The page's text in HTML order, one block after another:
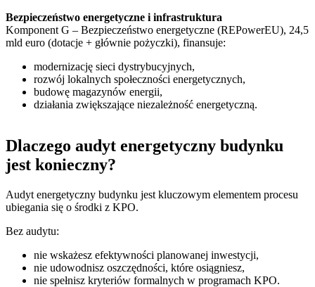
Bezpieczeństwo energetyczne i infrastruktura
Komponent G – Bezpieczeństwo energetyczne (REPowerEU), 24,5
mld euro (dotacje + głównie pożyczki), finansuje:
modernizację sieci dystrybucyjnych,
rozwój lokalnych społeczności energetycznych,
budowę magazynów energii,
działania zwiększające niezależność energetyczną.
Dlaczego audyt energetyczny budynku
jest konieczny?
Audyt energetyczny budynku jest kluczowym elementem procesu
ubiegania się o środki z KPO.
Bez audytu:
nie wskażesz efektywności planowanej inwestycji,
nie udowodnisz oszczędności, które osiągniesz,
nie spełnisz kryteriów formalnych w programach KPO.